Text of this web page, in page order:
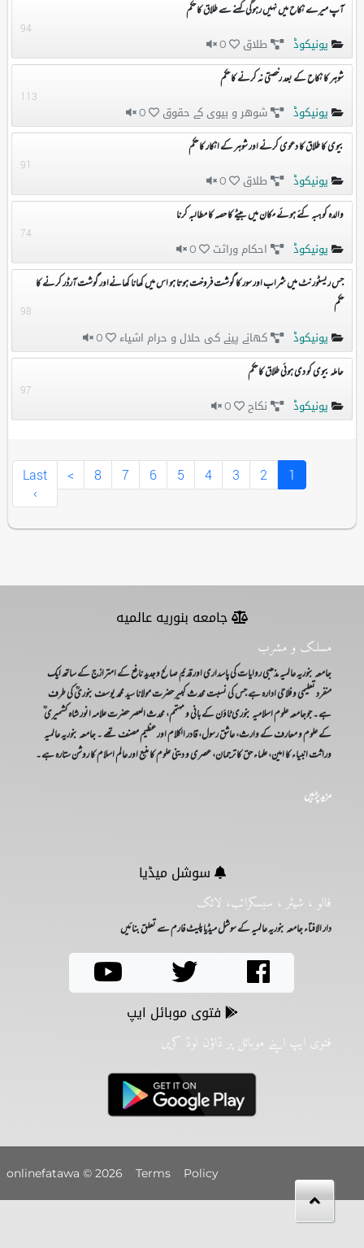
آپ میرے نکاح میں نہیں رہوگی کہنے سے طلاق کا حکم
یونیکوڈ طلاق 0
94
شوہر کا نکاح کے بعد رخصتی نہ کرنے کا حکم
یونیکوڈ شوهر و بیوی کے حقوق 0
113
بیوی کا طلاق کا دعوی کرنے اور شوہر کے انکار کا حکم
یونیکوڈ طلاق 0
91
والدہ کو ہبہ کئے ہوئے مکان میں بیٹے کا حصہ کا مطالبہ کرنا
یونیکوڈ احکام وراثت 0
74
جس ریسٹورنٹ میں شراب اور سور کا گوشت فروخت ہوتا ہو اس میں کھانا کھانےاور گوشت آرڈر کرنے کا
حکم
یونیکوڈ کھانے پینے کی حلال و حرام اشیاء 0
98
حاملہ بیوی کو دی ہوئی طلاق کا حکم
یونیکوڈ نکاح 0
97
1
(
c
r
n
2
3
4
5
6
7
8
>
Last
›
جامعه بنوریه عالمیه
مسلک و مشرب
جامعہ بنوریہ عالمیہ مذھبی روایات کی پاسداری اور قدیم صالح وجدید نافع کے امترازج کے ساتھ ایک
منفرد تعلیمی و فلاحی ادارہ ہے جس کی نسبت محدث کبیر حضرت مولانا سید محمد یوسف بنوریؒ کی طرف
ہے۔ جوجامعہ علوم اسلامیہ بنوری ٹاؤن کے بانی و مہتمم، محدث العصر حضرت علامہ انور شاہ کشمیری ؒ
کے علوم و معارف کے وارث، عاشق رسول، قادر الکلام اور عظیم مصنف تھے ۔ جامعہ بنوریہ عالمیہ
وراثت انبیاء کا امین، علماء حق کا ترجمان، عصری و دینی علوم کا منبع اور عالم اسلام کا روشن ستارہ ہے۔
مزید پڑہیں
سوشل میڈیا
فالو ، شیئر ، سبسکرائب، لائک
دار الافتاء جامعہ بنوریہ عالمیہ کے سوشل میڈیا پلیٹ فارم سے تعلق بنائیں
فتوی موبائل ایپ
فتوی ایپ اپنے موبائل پر ڈاؤن لوڈ کریں
Policy
Terms
2026 © onlinefatawa